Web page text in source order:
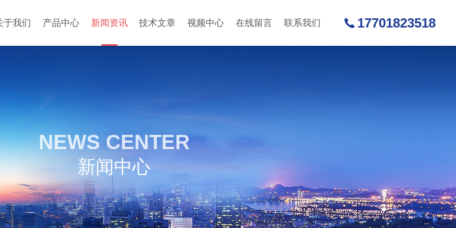
于我们 产品中心 新闻资讯 技术文章 视频中心 在线留言 联系我们 17701823518
NEWS CENTER
新闻中心